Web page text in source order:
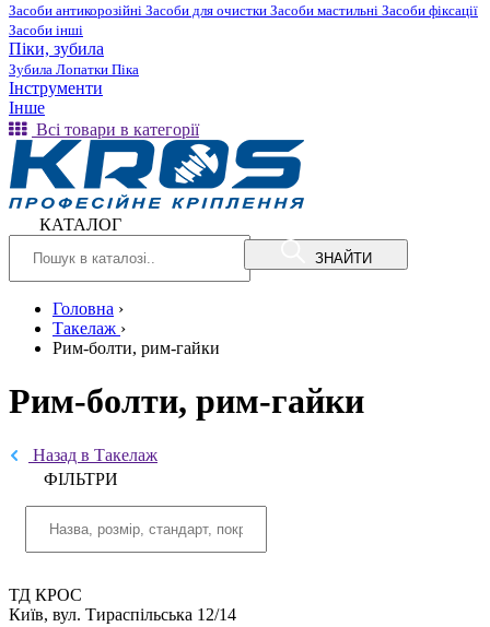
Засоби антикорозійні Засоби для очистки Засоби мастильні Засоби фіксації
Засоби інші
Піки, зубила
Зубила Лопатки Піка
Інструменти
Інше
Всі товари в категорії
КАТАЛОГ
ЗНАЙТИ
Головна ›
Такелаж ›
Рим-болти, рим-гайки
Рим-болти, рим-гайки
Назад в Такелаж
ФIЛЬТРИ
ТД КРОС
Київ, вул. Тираспільська 12/14